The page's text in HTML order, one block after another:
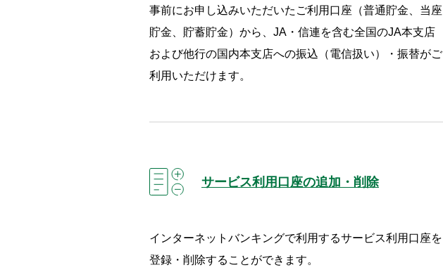
事前にお申し込みいただいたご利用口座（普通貯金、当座
貯金、貯蓄貯金）から、JA・信連を含む全国のJA本支店
および他行の国内本支店への振込（電信扱い）・振替がご
利用いただけます。
サービス利用口座の追加・削除
インターネットバンキングで利用するサービス利用口座を
登録・削除することができます。